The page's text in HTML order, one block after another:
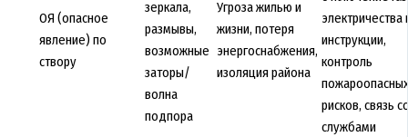
ОЯ (опасное
явление) по
створу
зеркала,
размывы,
возможные
заторы/
волна
подпора
Угроза жилью и
жизни, потеря
энергоснабжения,
изоляция района
электричества
инструкции,
контроль
пожароопасных
рисков, связь
службами